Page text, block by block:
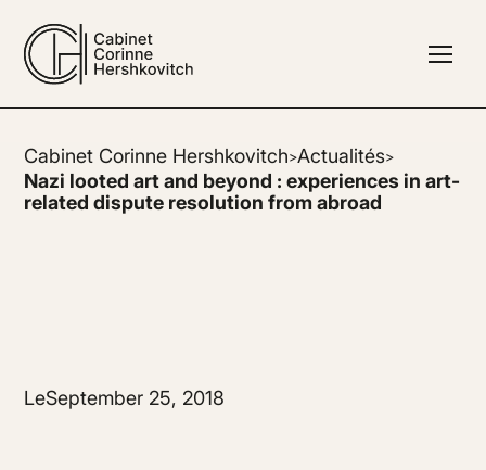
Cabinet Corinne Hershkovitch>Actualités>
Nazi looted art and beyond : experiences in art-
related dispute resolution from abroad
LeSeptember 25, 2018